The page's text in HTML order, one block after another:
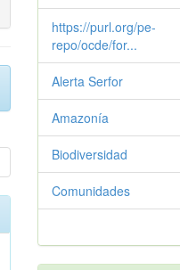
https://purl.org/pe-
repo/ocde/for...
Alerta Serfor
Amazonía
Biodiversidad
Comunidades